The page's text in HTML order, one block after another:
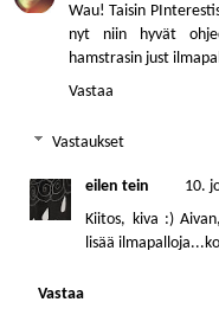
Wau! Taisin
nyt niin hyvät
hamstrasin just
Vastaa
Vastaukset
eilen tein
10.
Kiitos, kiva :)
lisää
Vastaa